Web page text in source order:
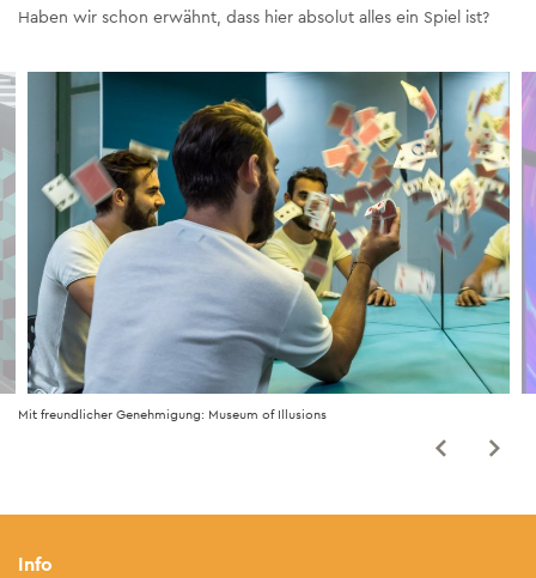
Haben wir schon erwähnt, dass hier absolut alles ein Spiel ist?
Mit freundlicher Genehmigung: Museum of Illusions
Info